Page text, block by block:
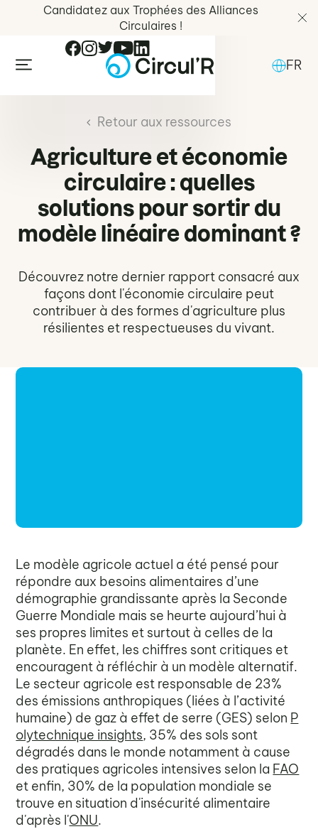
Candidatez aux Trophées des Alliances
Circulaires !
FR
Retour aux ressources
Agriculture et économie
circulaire : quelles
solutions pour sortir du
modèle linéaire dominant ?
Découvrez notre dernier rapport consacré aux
façons dont l'économie circulaire peut
contribuer à des formes d'agriculture plus
résilientes et respectueuses du vivant.
Le modèle agricole actuel a été pensé pour
répondre aux besoins alimentaires d’une
démographie grandissante après la Seconde
Guerre Mondiale mais se heurte aujourd’hui à
ses propres limites et surtout à celles de la
planète. En effet, les chiffres sont critiques et
encouragent à réfléchir à un modèle alternatif.
Le secteur agricole est responsable de 23%
des émissions anthropiques (liées à l’activité
humaine) de gaz à effet de serre (GES) selon P
olytechnique insights, 35% des sols sont
dégradés dans le monde notamment à cause
des pratiques agricoles intensives selon la FAO
et enfin, 30% de la population mondiale se
trouve en situation d'insécurité alimentaire
d'après l'ONU.